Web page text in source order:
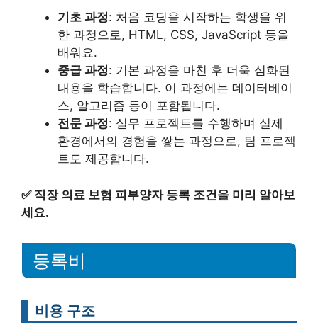
기초 과정: 처음 코딩을 시작하는 학생을 위
한 과정으로, HTML, CSS, JavaScript 등을
배워요.
중급 과정: 기본 과정을 마친 후 더욱 심화된
내용을 학습합니다. 이 과정에는 데이터베이
스, 알고리즘 등이 포함됩니다.
전문 과정: 실무 프로젝트를 수행하며 실제
환경에서의 경험을 쌓는 과정으로, 팀 프로젝
트도 제공합니다.
✅ 직장 의료 보험 피부양자 등록 조건을 미리 알아보
세요.
등록비
비용 구조